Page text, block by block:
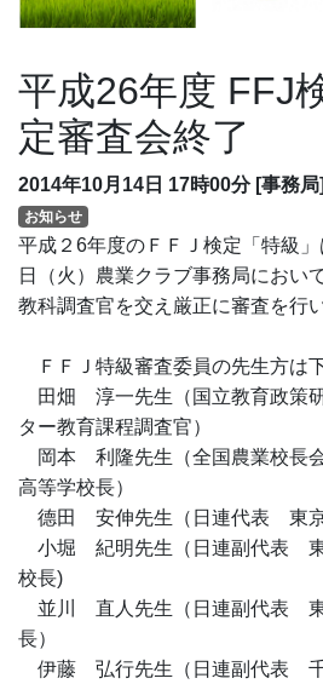
平成26年度 FFJ
定審査会終了
2014年10月14日 17時00分 [事務局]
お知らせ
平成２6年度のＦＦＪ検定「特級
日（火）農業クラブ事務局におい
教科調査官を交え厳正に審査を行
ＦＦＪ特級審査委員の先生方は
田畑 淳一先生（国立教育政策
ター教育課程調査官）
岡本 利隆先生（全国農業校長
高等学校長）
德田 安伸先生（日連代表 東京
小堀 紀明先生（日連副代表 東
校長)
並川 直人先生（日連副代表 東
長）
伊藤 弘行先生（日連副代表 千